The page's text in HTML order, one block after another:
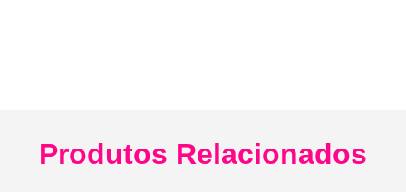
Produtos Relacionados